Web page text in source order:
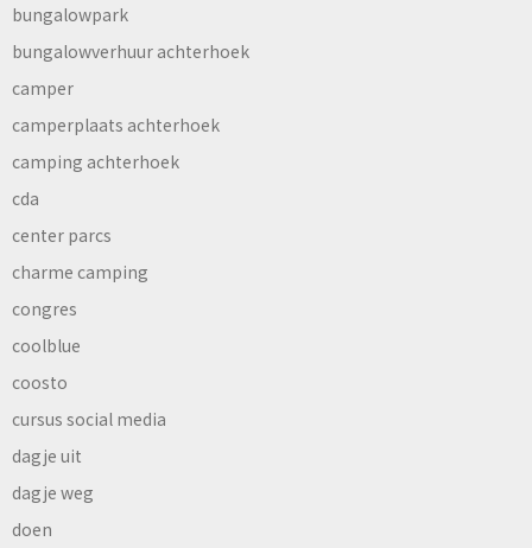
bungalowpark
bungalowverhuur achterhoek
camper
camperplaats achterhoek
camping achterhoek
cda
center parcs
charme camping
congres
coolblue
coosto
cursus social media
dagje uit
dagje weg
doen